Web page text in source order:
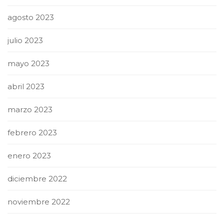
agosto 2023
julio 2023
mayo 2023
abril 2023
marzo 2023
febrero 2023
enero 2023
diciembre 2022
noviembre 2022